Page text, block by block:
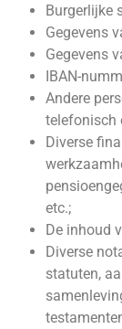
Burgerlijke
Gegevens
Gegevens
IBAN-
Andere
telefonisch
Diverse
etc.;
De inhoud
Diverse
statuten,